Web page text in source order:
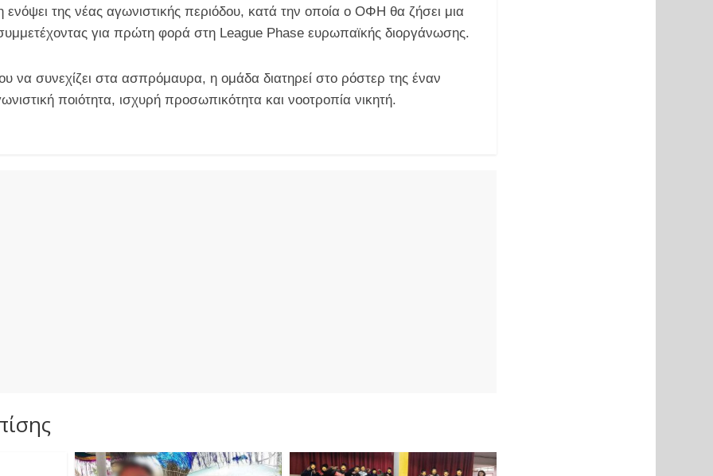
ενόψει της νέας αγωνιστικής περιόδου, κατά την οποία ο ΟΦΗ θα ζήσει μια
για πρώτη φορά στη League Phase ευρωπαϊκής διοργάνωσης.
να συνεχίζει στα ασπρόμαυρα, η ομάδα διατηρεί στο ρόστερ της έναν
ποιότητα, ισχυρή προσωπικότητα και νοοτροπία νικητή.